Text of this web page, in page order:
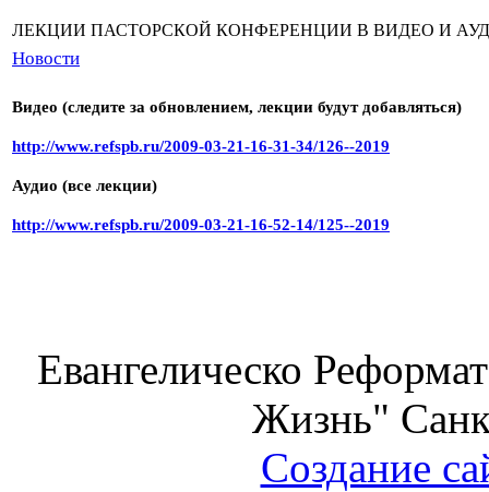
ЛЕКЦИИ ПАСТОРСКОЙ КОНФЕРЕНЦИИ В ВИДЕО И
Новости
Видео (следите за обновлением, лекции будут добавляться)
http://www.refspb.ru/2009-03-21-16-31-34/126--2019
Аудио (все лекции)
http://www.refspb.ru/2009-03-21-16-52-14/125--2019
Евангелическо
Жизнь"
Создание